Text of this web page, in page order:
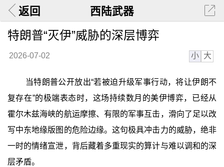
返回 西陆武器
特朗普“灭伊”威胁的深层博弈
2026-07-02 小 大
当特朗普公开放出“若被迫升级军事行动，将让伊朗不
复存在”的极端表态时，这场持续数月的美伊博弈，已经从
霍尔木兹海峡的航运摩擦、有限的军事互击，滑向了足以改
写中东地缘版图的危险边缘。这句极具冲击力的威胁，绝非
一时的情绪宣泄，背后藏着多重现实的算计与难以调和的深
层矛盾。